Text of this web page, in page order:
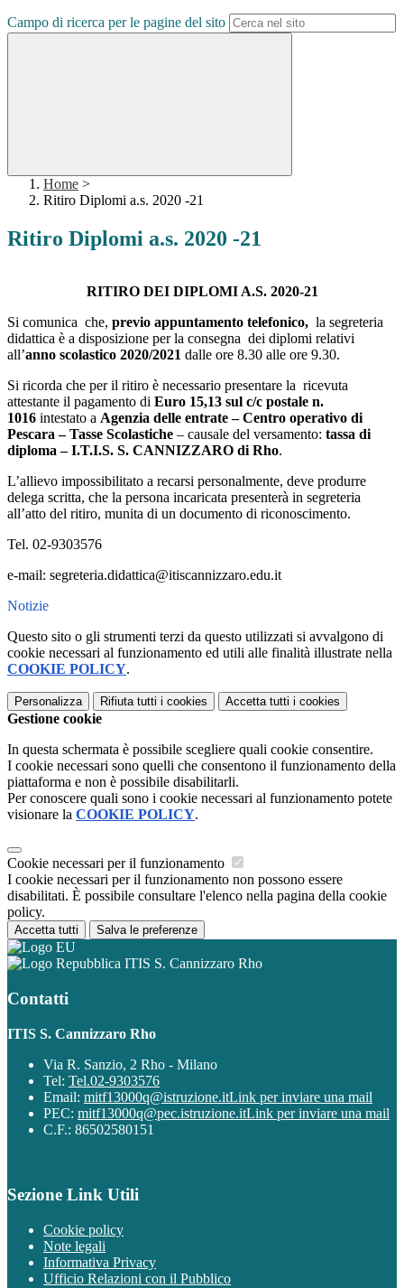
Campo di ricerca per le pagine del sito
Home >
Ritiro Diplomi a.s. 2020 -21
Ritiro Diplomi a.s. 2020 -21
RITIRO DEI DIPLOMI A.S. 2020-21
Si comunica che, previo appuntamento telefonico, la segreteria
didattica è a disposizione per la consegna dei diplomi relativi
all’anno scolastico 2020/2021 dalle ore 8.30 alle ore 9.30.
Si ricorda che per il ritiro è necessario presentare la ricevuta
attestante il pagamento di Euro 15,13 sul c/c postale n.
1016 intestato a Agenzia delle entrate – Centro operativo di
Pescara – Tasse Scolastiche – causale del versamento: tassa di
diploma – I.T.I.S. S. CANNIZZARO di Rho.
L’allievo impossibilitato a recarsi personalmente, deve produrre
delega scritta, che la persona incaricata presenterà in segreteria
all’atto del ritiro, munita di un documento di riconoscimento.
Tel. 02-9303576
e-mail: segreteria.didattica@itiscannizzaro.edu.it
Notizie
Questo sito o gli strumenti terzi da questo utilizzati si avvalgono di
cookie necessari al funzionamento ed utili alle finalità illustrate nella
COOKIE POLICY.
Personalizza Rifiuta tutti i cookies Accetta tutti i cookies
Gestione cookie
In questa schermata è possibile scegliere quali cookie consentire.
I cookie necessari sono quelli che consentono il funzionamento della
piattaforma e non è possibile disabilitarli.
Per conoscere quali sono i cookie necessari al funzionamento potete
visionare la COOKIE POLICY.
Cookie necessari per il funzionamento
I cookie necessari per il funzionamento non possono essere
disabilitati. È possibile consultare l'elenco nella pagina della cookie
policy.
Accetta tutti Salva le preferenze
ITIS S. Cannizzaro Rho
Contatti
ITIS S. Cannizzaro Rho
Via R. Sanzio, 2 Rho - Milano
Tel: Tel.02-9303576
Email: mitf13000q@istruzione.itLink per inviare una mail
PEC: mitf13000q@pec.istruzione.itLink per inviare una mail
C.F.: 86502580151
Sezione Link Utili
Cookie policy
Note legali
Informativa Privacy
Ufficio Relazioni con il Pubblico